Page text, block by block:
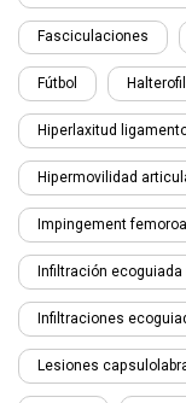
Fasciculaciones
Fútbol
Hiperlaxitud
Hipermovilidad
Impingement
Infiltración ecoguiada
Infiltraciones
Lesiones